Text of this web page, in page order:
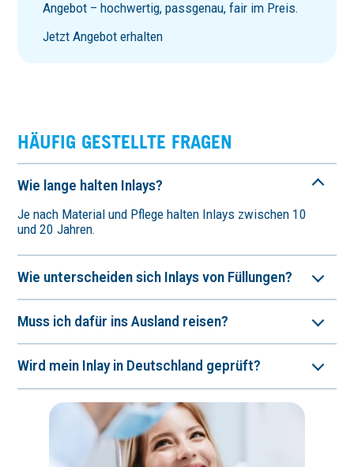
Angebot – hochwertig, passgenau, fair im Preis.
Jetzt Angebot erhalten
HÄUFIG GESTELLTE FRAGEN
Wie lange halten Inlays?
Je nach Material und Pflege halten Inlays zwischen 10
und 20 Jahren.
Wie unter­scheiden sich Inlays von Füllungen?
Muss ich dafür ins Ausland reisen?
Wird mein Inlay in Deutschland geprüft?